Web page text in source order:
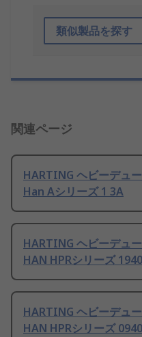
類似製品を探す
関連ページ
HARTING ヘビーデュ
Han Aシリーズ 1 3A
HARTING ヘビーデュ
HAN HPRシリーズ
HARTING ヘビーデュ
HAN HPRシリーズ